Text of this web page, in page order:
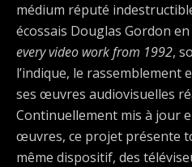
médium réputé
écossais Douglas Gordon
every video work from 1992,
l’indique, le rassemblement
ses œuvres audiovisuelles
Continuellement mis à jour
œuvres, ce projet présente
même dispositif, des